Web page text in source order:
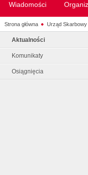
Wiadomości
Strona główna Urząd
Aktualności
Komunikaty
Osiągnięcia